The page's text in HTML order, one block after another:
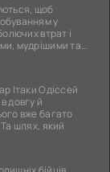
щоб
у
втрат і
мудрішими та
Ітаки Одіссей
довгу й
вже багато
шлях, який